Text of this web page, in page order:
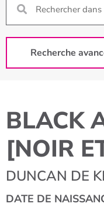
Recherche
BLACK
[NOIR
DUNCAN DE
DATE DE